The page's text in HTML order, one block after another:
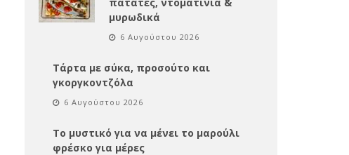
μυρωδικά
6 Αυγούστου 2026
Τάρτα με σύκα, προσούτο και
γκοργκοντζόλα
6 Αυγούστου 2026
Το μυστικό για να μένει το μαρούλι
φρέσκο για μέρες